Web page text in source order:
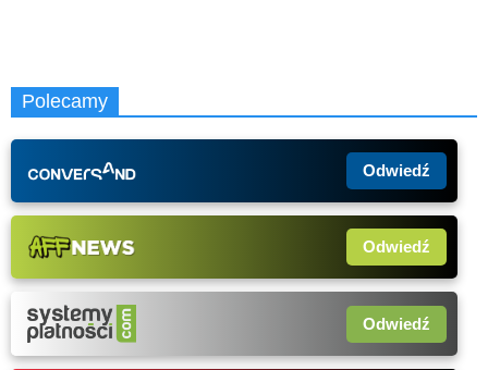
Polecamy
Odwiedź
Odwiedź
Odwiedź